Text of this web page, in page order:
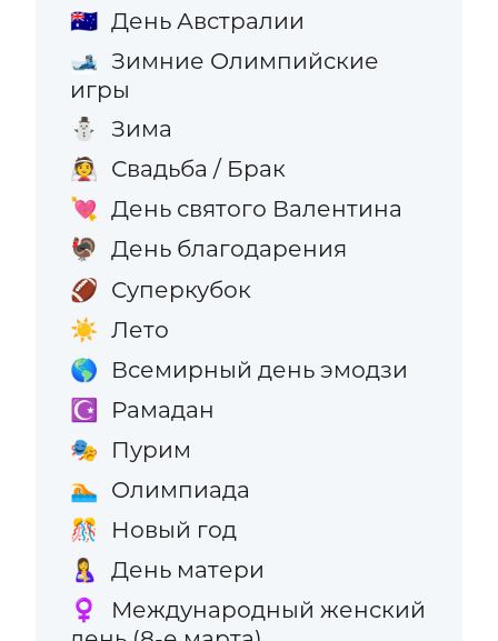
🇦🇺 День Австралии
🎿 Зимние Олимпийские
игры
⛄ Зима
👰 Свадьба / Брак
💘 День святого Валентина
🦃 День благодарения
🏈 Суперкубок
☀️ Лето
🌎 Всемирный день эмодзи
☪️ Рамадан
🎭 Пурим
🏊 Олимпиада
🎊 Новый год
🤱 День матери
♀️
Международный женский